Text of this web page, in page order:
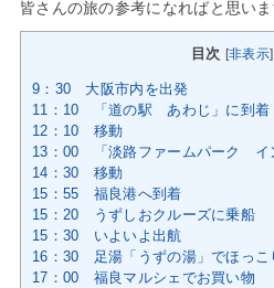
皆さんの旅の参考になればと思いま
目次 [非表示]
9：30 大阪市内を出発
11：10 「道の駅 あわじ」に到着
12：10 移動
13：00 「淡路ファームパーク イ
14：30 移動
15：55 福良港へ到着
15：20 うずしおクルーズに乗船
15：30 いよいよ出航
16：30 足湯「うずの湯」でほっこ
17：00 福良マルシェでお買い物